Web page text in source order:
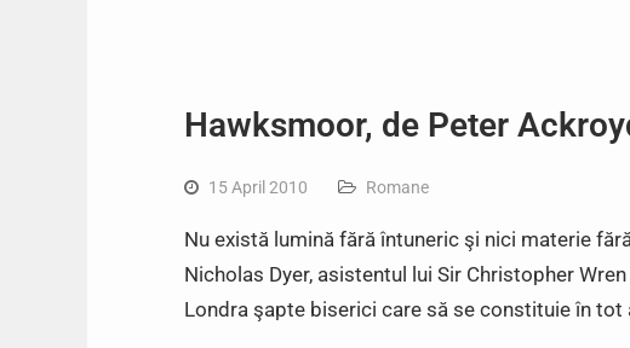
Hawksmoor, de Peter
15 April 2010 Romane
Nu există lumină fără întuneric şi nici materie
Nicholas Dyer, asistentul lui Sir Christopher
Londra şapte biserici care să se constituie în